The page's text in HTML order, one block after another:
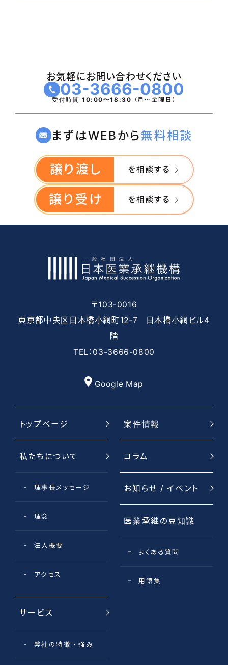
出資持分ありの医療法人です
早期譲渡希望
お気軽にお問い合わせください
03-3666-0800
受付時間10:00〜18:30 （月〜金曜日）
まずはWEBから無料相談
譲り渡し を相談する
譲り受け を相談する
〒103-0016
東京都中央区日本橋小網町12-7 日本橋小網ビル4
階
TEL：03-3666-0800
Google Map
トップページ
私たちについて
理事長メッセージ
理念
法⼈概要
アクセス
サービス
弊社の特徴・強み
案件情報
コラム
お知らせ / イベント
医業承継の豆知識
よくある質問
用語集